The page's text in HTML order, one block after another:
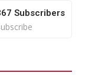
Subscribers